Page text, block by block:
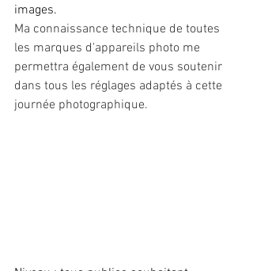
images.
Ma connaissance technique de toutes
les marques d'appareils photo me
permettra également de vous soutenir
dans tous les réglages adaptés à cette
journée photographique.